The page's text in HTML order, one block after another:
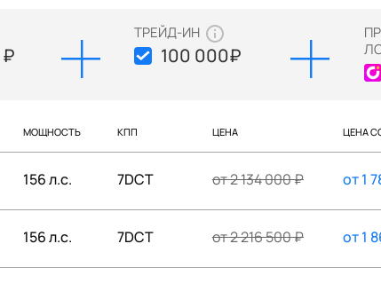
ТРЕЙД-ИН
100 000₽
МОЩНОСТЬ КПП ЦЕНА ЦЕНА
156 л.с. 7DCT от2 134 000₽ от1
156 л.с. 7DCT от2 216 500₽ от1